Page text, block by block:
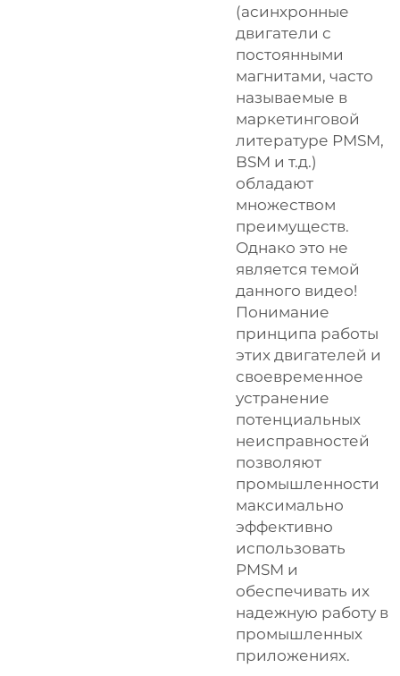
(асинхронные
двигатели с
постоянными
магнитами, часто
называемые в
маркетинговой
литературе PMSM,
BSM и т.д.)
обладают
множеством
преимуществ.
Однако это не
является темой
данного видео!
Понимание
принципа работы
этих двигателей и
своевременное
устранение
потенциальных
неисправностей
позволяют
промышленности
максимально
эффективно
использовать
PMSM и
обеспечивать их
надежную работу в
промышленных
приложениях.